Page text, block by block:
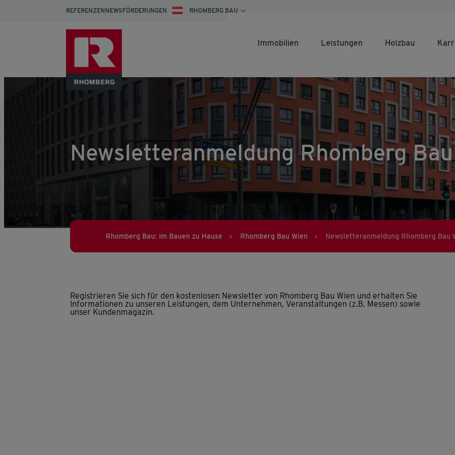
REFERENZENNEWSFÖRDERUNGEN RHOMBERG BAU
Immobilien Leistungen Holzbau
Newsletteranmeldung Rhomberg
Rhomberg Bau: Im Bauen zu Hause > Rhomberg Bau Wien > Newsletteranmeldung Rhomberg Bau
Registrieren Sie sich für den kostenlosen Newsletter von Rhomberg Bau Wien und erhalten Sie
Informationen zu unseren Leistungen, dem Unternehmen, Veranstaltungen (z.B. Messen) sowie
unser Kundenmagazin.